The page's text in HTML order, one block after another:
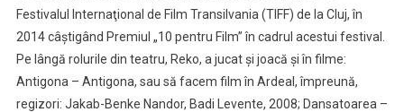
Festivalul Internaţional de Film Transilvania (TIFF) de la Cluj, în
2014 câştigând Premiul „10 pentru Film” în cadrul acestui festival.
Pe lângă rolurile din teatru, Reko, a jucat şi joacă şi în filme:
Antigona – Antigona, sau să facem film în Ardeal, împreună,
regizori: Jakab-Benke Nandor, Badi Levente, 2008; Dansatoarea –